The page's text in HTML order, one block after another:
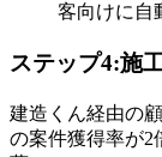
客向けに自
ステップ4:施
建造くん経由の
の案件獲得率が2